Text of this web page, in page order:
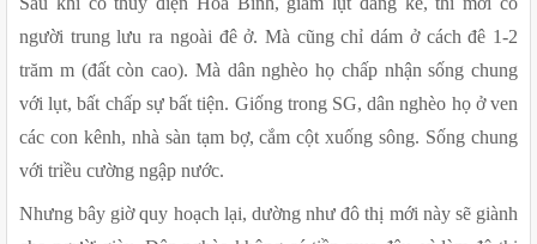
người trung lưu ra ngoài đê ở. Mà cũng chỉ dám ở cách đê 1-2
trăm m (đất còn cao). Mà dân nghèo họ chấp nhận sống chung
với lụt, bất chấp sự bất tiện. Giống trong SG, dân nghèo họ ở ven
các con kênh, nhà sàn tạm bợ, cắm cột xuống sông. Sống chung
với triều cường ngập nước.
Nhưng bây giờ quy hoạch lại, dường như đô thị mới này sẽ giành